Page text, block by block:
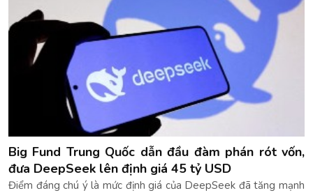
Big Fund Trung Quốc dẫn đầu đàm phán rót vốn,
đưa DeepSeek lên định giá 45 tỷ USD
Điểm đáng chú ý là mức định giá của DeepSeek đã tăng mạnh